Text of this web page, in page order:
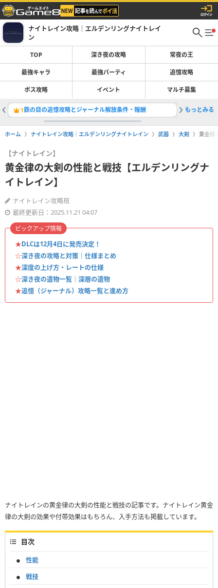
ナイトレイン攻略｜エルデンリングナイトレイ
ン
TOP 深き夜の攻略 常夜の王
最強キャラ 最強パーティ 追憶攻略
ボス攻略 イベント マルチ募集
1鉄の目の追憶攻略とジャーナル解放条件・報酬 2封じら
もっとみる
ホーム ナイトレイン攻略｜エルデンリングナイトレイン 武器 大剣 黄金律
【ナイトレイン】
黄金律の大剣の性能と戦技【エルデンリングナ
イトレイン】
ナイトレイン攻略班
最終更新日：2025.11.21 04:07
★DLCは12月4日に発売決定！
☆深き夜の攻略と対策｜仕様まとめ
★深度の上げ方・レートの仕様
☆深き夜の遺物一覧｜深層の遺物
★追憶（ジャーナル）攻略一覧と進め方
ピックアップ情報
ナイトレインの黄金律の大剣の性能と戦技の記事です。ナイトレイン黄金
律の大剣の効果や付帯効果はもちろん、入手方法も掲載しています。
目次
性能
戦技